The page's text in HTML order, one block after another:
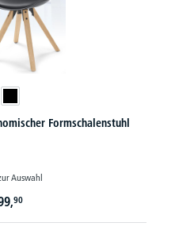
Formschalenstuhl
Auswahl
90